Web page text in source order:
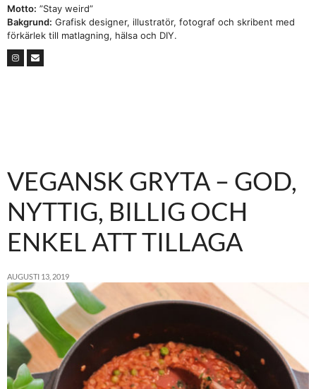
Motto: ”Stay weird”
Bakgrund: Grafisk designer, illustratör, fotograf och skribent med
förkärlek till matlagning, hälsa och DIY.
VEGANSK GRYTA – GOD,
NYTTIG, BILLIG OCH
ENKEL ATT TILLAGA
AUGUSTI 13, 2019